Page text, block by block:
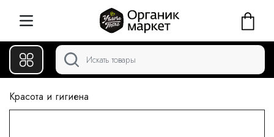
Красота и гигиена